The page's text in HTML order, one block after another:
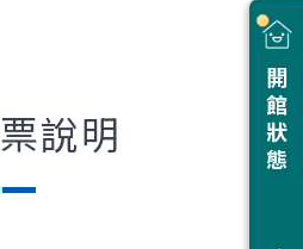
開館狀態
說明